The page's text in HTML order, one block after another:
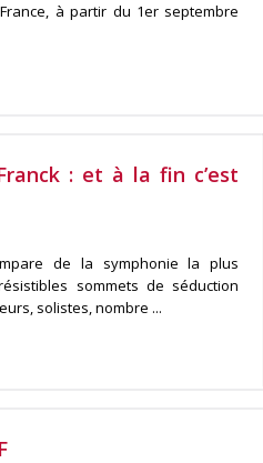
à partir du 1er septembre
: et à la fin c’est
de la symphonie la plus
sommets de séduction
solistes, nombre ...